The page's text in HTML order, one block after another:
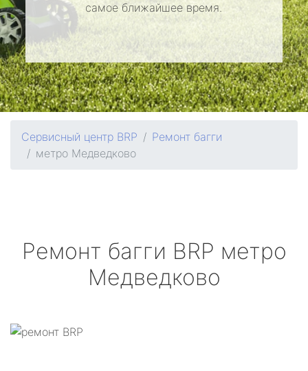
самое ближайшее время.
Сервисный центр BRP
Ремонт багги
метро Медведково
Ремонт багги BRP метро
Медведково